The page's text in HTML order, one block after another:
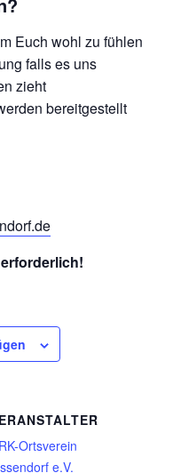
Euch wohl zu fühlen
falls es uns
zieht
bereitgestellt
Ortsverein
e.V.